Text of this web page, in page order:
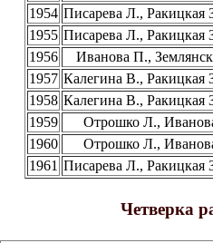
1954 Писарева Л., Ракицкая
1955 Писарева Л., Ракицкая
1956
Иванова П.,
1957 Калегина В., Ракицкая
1958 Калегина В., Ракицкая
1959
Отрошко Л.,
1960
Отрошко Л.,
1961 Писарева Л., Ракицкая
Четверка